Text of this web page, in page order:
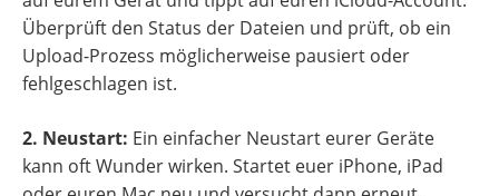
Überprüft den Status der Dateien und prüft, ob ein
Upload-Prozess möglicherweise pausiert oder
fehlgeschlagen ist.
2. Neustart: Ein einfacher Neustart eurer Geräte
kann oft Wunder wirken. Startet euer iPhone, iPad